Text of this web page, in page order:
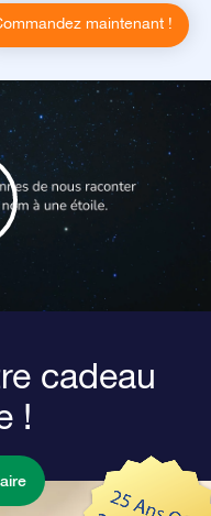
maintenant !
cadeau
!